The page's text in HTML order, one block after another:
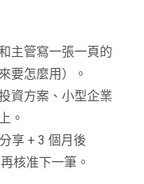
主管寫一張一頁的
要怎麼用）。
資方案、小型企業
。
享 + 3 個月後
核准下一筆。